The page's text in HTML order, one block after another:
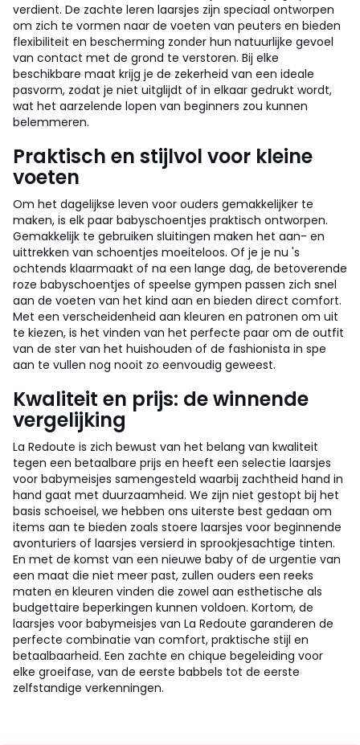
verdient. De zachte leren laarsjes zijn speciaal ontworpen
om zich te vormen naar de voeten van peuters en bieden
flexibiliteit en bescherming zonder hun natuurlijke gevoel
van contact met de grond te verstoren. Bij elke
beschikbare maat krijg je de zekerheid van een ideale
pasvorm, zodat je niet uitglijdt of in elkaar gedrukt wordt,
wat het aarzelende lopen van beginners zou kunnen
belemmeren.
Praktisch en stijlvol voor kleine
voeten
Om het dagelijkse leven voor ouders gemakkelijker te
maken, is elk paar babyschoentjes praktisch ontworpen.
Gemakkelijk te gebruiken sluitingen maken het aan- en
uittrekken van schoentjes moeiteloos. Of je je nu 's
ochtends klaarmaakt of na een lange dag, de betoverende
roze babyschoentjes of speelse gympen passen zich snel
aan de voeten van het kind aan en bieden direct comfort.
Met een verscheidenheid aan kleuren en patronen om uit
te kiezen, is het vinden van het perfecte paar om de outfit
van de ster van het huishouden of de fashionista in spe
aan te vullen nog nooit zo eenvoudig geweest.
Kwaliteit en prijs: de winnende
vergelijking
La Redoute is zich bewust van het belang van kwaliteit
tegen een betaalbare prijs en heeft een selectie laarsjes
voor babymeisjes samengesteld waarbij zachtheid hand in
hand gaat met duurzaamheid. We zijn niet gestopt bij het
basis schoeisel, we hebben ons uiterste best gedaan om
items aan te bieden zoals stoere laarsjes voor beginnende
avonturiers of laarsjes versierd in sprookjesachtige tinten.
En met de komst van een nieuwe baby of de urgentie van
een maat die niet meer past, zullen ouders een reeks
maten en kleuren vinden die zowel aan esthetische als
budgettaire beperkingen kunnen voldoen. Kortom, de
laarsjes voor babymeisjes van La Redoute garanderen de
perfecte combinatie van comfort, praktische stijl en
betaalbaarheid. Een zachte en chique begeleiding voor
elke groeifase, van de eerste babbels tot de eerste
zelfstandige verkenningen.